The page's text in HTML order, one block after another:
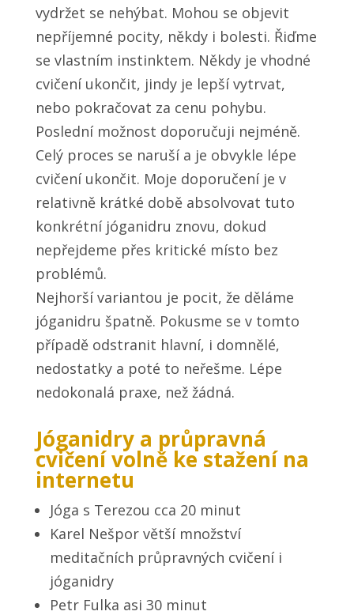
vydržet se nehýbat. Mohou se objevit
nepříjemné pocity, někdy i bolesti. Řiďme
se vlastním instinktem. Někdy je vhodné
cvičení ukončit, jindy je lepší vytrvat,
nebo pokračovat za cenu pohybu.
Poslední možnost doporučuji nejméně.
Celý proces se naruší a je obvykle lépe
cvičení ukončit. Moje doporučení je v
relativně krátké době absolvovat tuto
konkrétní jóganidru znovu, dokud
nepřejdeme přes kritické místo bez
problémů.
Nejhorší variantou je pocit, že děláme
jóganidru špatně. Pokusme se v tomto
případě odstranit hlavní, i domnělé,
nedostatky a poté to neřešme. Lépe
nedokonalá praxe, než žádná.
Jóganidry a průpravná
cvičení volně ke stažení na
internetu
Jóga s Terezou cca 20 minut
Karel Nešpor větší množství
meditačních průpravných cvičení i
jóganidry
Petr Fulka asi 30 minut